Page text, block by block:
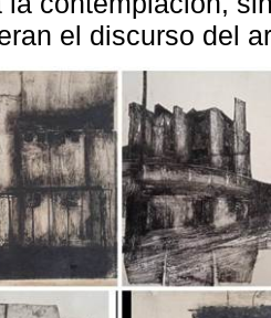
el discurso del